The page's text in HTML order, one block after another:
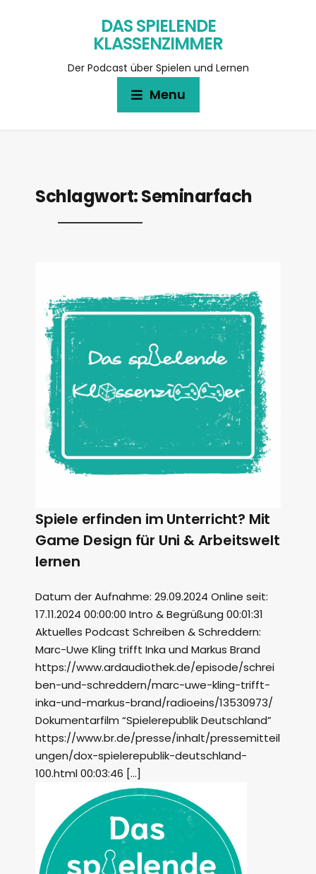
DAS SPIELENDE
KLASSENZIMMER
Der Podcast über Spielen und Lernen
Menu
Schlagwort:Seminarfach
Spiele erfinden im Unterricht? Mit
Game Design für Uni & Arbeitswelt
lernen
Datum der Aufnahme: 29.09.2024 Online seit:
17.11.2024 00:00:00 Intro & Begrüßung 00:01:31
Aktuelles Podcast Schreiben & Schreddern:
Marc-Uwe Kling trifft Inka und Markus Brand
https://www.ardaudiothek.de/episode/schrei
ben-und-schreddern/marc-uwe-kling-trifft-
inka-und-markus-brand/radioeins/13530973/
Dokumentarfilm “Spielerepublik Deutschland”
https://www.br.de/presse/inhalt/pressemitteil
ungen/dox-spielerepublik-deutschland-
100.html 00:03:46 […]